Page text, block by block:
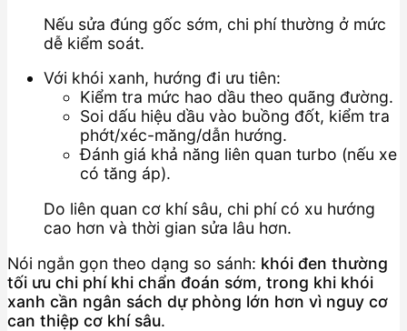
Nếu sửa đúng gốc sớm, chi phí thường ở mức
dễ kiểm soát.
Với khói xanh, hướng đi ưu tiên:
Kiểm tra mức hao dầu theo quãng đường.
Soi dấu hiệu dầu vào buồng đốt, kiểm tra
phớt/xéc-măng/dẫn hướng.
Đánh giá khả năng liên quan turbo (nếu xe
có tăng áp).
Do liên quan cơ khí sâu, chi phí có xu hướng
cao hơn và thời gian sửa lâu hơn.
Nói ngắn gọn theo dạng so sánh: khói đen thường
tối ưu chi phí khi chẩn đoán sớm, trong khi khói
xanh cần ngân sách dự phòng lớn hơn vì nguy cơ
can thiệp cơ khí sâu.